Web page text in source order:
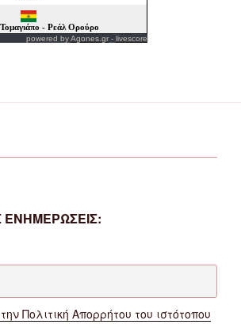
powered byAgones.gr - livescore
ΕΝΗΜΕΡΩΣΕΙΣ:
Πολιτική Απορρήτου του ιστότοπου